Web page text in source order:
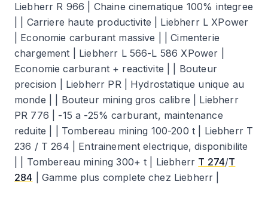
Liebherr R 966 | Chaine cinematique 100% integree
| | Carriere haute productivite | Liebherr L XPower
| Economie carburant massive | | Cimenterie
chargement | Liebherr L 566-L 586 XPower |
Economie carburant + reactivite | | Bouteur
precision | Liebherr PR | Hydrostatique unique au
monde | | Bouteur mining gros calibre | Liebherr
PR 776 | -15 a -25% carburant, maintenance
reduite | | Tombereau mining 100-200 t | Liebherr T
236 / T 264 | Entrainement electrique, disponibilite
| | Tombereau mining 300+ t | Liebherr T 274/T
284 | Gamme plus complete chez Liebherr |